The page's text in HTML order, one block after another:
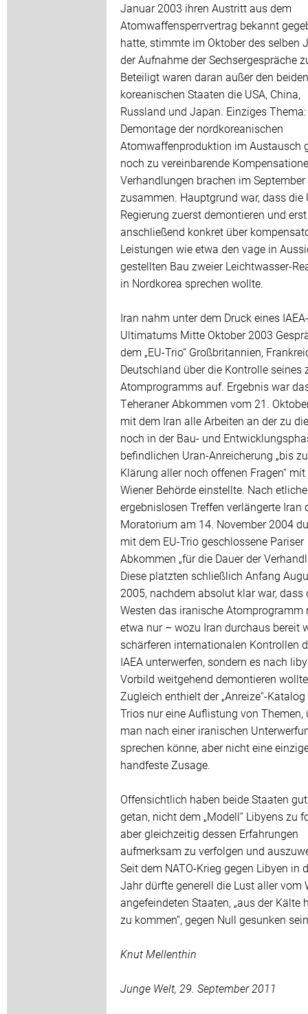
Januar 2003 ihren Austritt aus dem
Atomwaffensperrvertrag bekannt
hatte, stimmte im Oktober des selben
der Aufnahme der Sechsergespräche
Beteiligt waren daran außer den beiden
koreanischen Staaten die USA, China,
Russland und Japan. Einziges
Demontage der nordkoreanischen
Atomwaffenproduktion im Austausch
noch zu vereinbarende
Verhandlungen brachen im
zusammen. Hauptgrund war, dass die
Regierung zuerst demontieren und erst
anschließend konkret über
Leistungen wie etwa den vage in
gestellten Bau zweier Leichtwasser-
in Nordkorea sprechen wollte.
Iran nahm unter dem Druck eines IAEA-
Ultimatums Mitte Oktober 2003
dem „EU-Trio“ Großbritannien,
Deutschland über die Kontrolle seines
Atomprogramms auf. Ergebnis war
Teheraner Abkommen vom 21.
mit dem Iran alle Arbeiten an der zu
noch in der Bau- und
befindlichen Uran-Anreicherung „bis
Klärung aller noch offenen Fragen“ mit
Wiener Behörde einstellte. Nach
ergebnislosen Treffen verlängerte Iran
Moratorium am 14. November 2004
mit dem EU-Trio geschlossene Pariser
Abkommen „für die Dauer der
Diese platzten schließlich Anfang
2005, nachdem absolut klar war, dass
Westen das iranische Atomprogramm
etwa nur – wozu Iran durchaus bereit
schärferen internationalen Kontrollen
IAEA unterwerfen, sondern es nach
Vorbild weitgehend demontieren
Zugleich enthielt der „Anreize“-Katalog
Trios nur eine Auflistung von Themen,
man nach einer iranischen
sprechen könne, aber nicht eine
handfeste Zusage.
Offensichtlich haben beide Staaten
getan, nicht dem „Modell“ Libyens zu
aber gleichzeitig dessen Erfahrungen
aufmerksam zu verfolgen und
Seit dem NATO-Krieg gegen Libyen in
Jahr dürfte generell die Lust aller vom
angefeindeten Staaten, „aus der Kälte
zu kommen“, gegen Null gesunken
Knut Mellenthin
Junge Welt, 29. September 2011